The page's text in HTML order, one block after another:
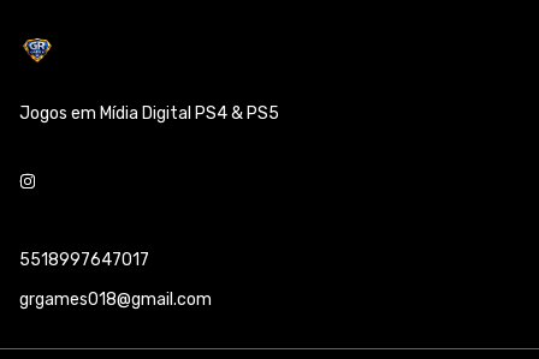
Jogos em Mídia Digital PS4 & PS5
5518997647017
grgames018@gmail.com